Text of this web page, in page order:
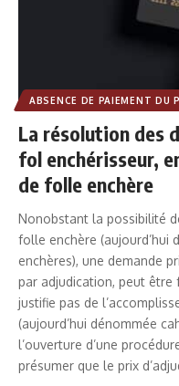
ABSENCE DE PAIEMENT DU
La résolution des
fol enchérisseur,
de folle enchère
Nonobstant la possibilité
folle enchère (aujourd’hui
enchères), une demande
par adjudication, peut être
justifie pas de
(aujourd’hui dénommée
l’ouverture d’une
présumer que le prix